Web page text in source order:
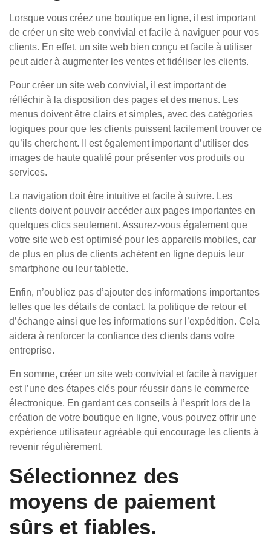
Lorsque vous créez une boutique en ligne, il est important
de créer un site web convivial et facile à naviguer pour vos
clients. En effet, un site web bien conçu et facile à utiliser
peut aider à augmenter les ventes et fidéliser les clients.
Pour créer un site web convivial, il est important de
réfléchir à la disposition des pages et des menus. Les
menus doivent être clairs et simples, avec des catégories
logiques pour que les clients puissent facilement trouver ce
qu’ils cherchent. Il est également important d’utiliser des
images de haute qualité pour présenter vos produits ou
services.
La navigation doit être intuitive et facile à suivre. Les
clients doivent pouvoir accéder aux pages importantes en
quelques clics seulement. Assurez-vous également que
votre site web est optimisé pour les appareils mobiles, car
de plus en plus de clients achètent en ligne depuis leur
smartphone ou leur tablette.
Enfin, n’oubliez pas d’ajouter des informations importantes
telles que les détails de contact, la politique de retour et
d’échange ainsi que les informations sur l’expédition. Cela
aidera à renforcer la confiance des clients dans votre
entreprise.
En somme, créer un site web convivial et facile à naviguer
est l’une des étapes clés pour réussir dans le commerce
électronique. En gardant ces conseils à l’esprit lors de la
création de votre boutique en ligne, vous pouvez offrir une
expérience utilisateur agréable qui encourage les clients à
revenir régulièrement.
Sélectionnez des
moyens de paiement
sûrs et fiables.